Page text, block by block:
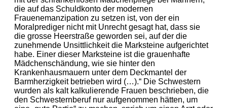
die auf das Schuldkonto der modernen
Frauenemanzipation zu setzen ist, von der ein
Moralprediger nicht mit Unrecht gesagt hat, dass sie
die grosse Heerstraße geworden sei, auf der die
zunehmende Unsittlichkeit die Marksteine aufgerichtet
habe. Einer dieser Marksteine ist die grauenhafte
Mädchenschändung, wie sie hinter den
Krankenhausmauern unter dem Deckmantel der
Barmherzigkeit betrieben wird (…).“ Die Schwestern
wurden als kalt kalkulierende Frauen beschrieben, die
den Schwesternberuf nur aufgenommen hätten, um